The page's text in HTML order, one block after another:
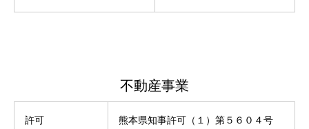
不動産事業
許可 熊本県知事許可（１）第５６０４号